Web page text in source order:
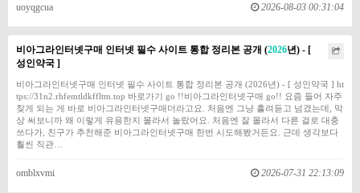
uoyqgcua 2026-08-03 00:31:04
비아그라인터넷구매 인터넷 필수 사이트 통합 정리본 공개 (2026년) - [
성인약국 ]
비아그라인터넷구매 인터넷 필수 사이트 통합 정리본 공개 (2026년) - [ 성인약국 ] ht
tps://31n2.rhfemtldkffltm.top 바로가기 go !!비아그라인터넷구매 go!! 요즘 들어 자주
찾게 되는 게 바로 비아그라인터넷구매더라고요. 처음엔 그냥 흘려듣고 넘겼는데, 막
상 써보니까 왜 이렇게 유용한지 몰라서 놀랐어요. 처음엔 잘 몰라서 다른 걸로 대충
쓰다가, 친구가 추천해준 비아그라인터넷구매 한번 시도해봤거든요. 근데 생각보다
훨씬 직관…
omblxvmi 2026-07-31 22:13:09